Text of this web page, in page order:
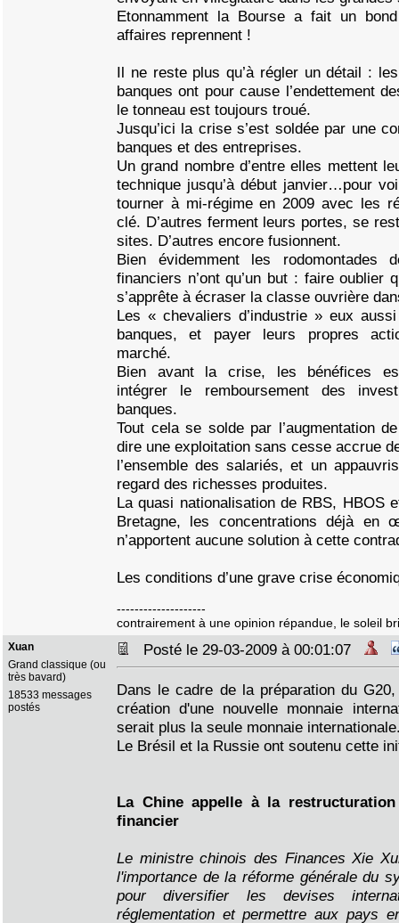
Etonnamment la Bourse a fait un
affaires reprennent !
Il ne reste plus qu’à régler un détail :
banques ont pour cause l’endettement
le tonneau est toujours troué.
Jusqu’ici la crise s’est soldée par une
banques et des entreprises.
Un grand nombre d’entre elles mettent
technique jusqu’à début janvier…pour
tourner à mi-régime en 2009 avec les
clé. D’autres ferment leurs portes, se
sites. D’autres encore fusionnent.
Bien évidemment les rodomontades
financiers n’ont qu’un but : faire oublier
s’apprête à écraser la classe ouvrière
Les « chevaliers d’industrie » eux
banques, et payer leurs propres
marché.
Bien avant la crise, les bénéfices
intégrer le remboursement des
banques.
Tout cela se solde par l’augmentation
dire une exploitation sans cesse accrue
l’ensemble des salariés, et un
regard des richesses produites.
La quasi nationalisation de RBS, HBOS
Bretagne, les concentrations déjà
n’apportent aucune solution à cette
Les conditions d’une grave crise
--------------------
contrairement à une opinion répandue, le soleil
Xuan
Grand classique (ou
très bavard)
18533 messages
postés
Posté le 29-03-2009 à 00:01:07
Dans le cadre de la préparation du
création d'une nouvelle monnaie
serait plus la seule monnaie
Le Brésil et la Russie ont soutenu cette
La Chine appelle à la
financier
Le ministre chinois des Finances Xie
l'importance de la réforme générale du
pour diversifier les devises
réglementation et permettre aux pays